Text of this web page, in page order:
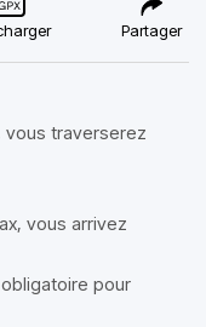
Partager
traverserez
vous arrivez
pour